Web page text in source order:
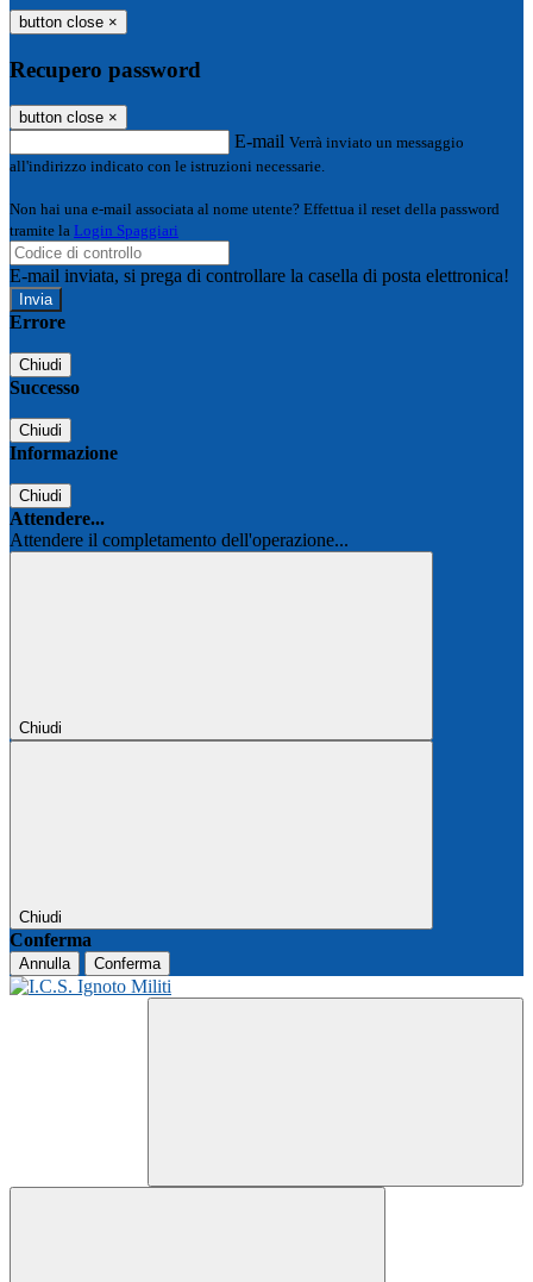
button close ×
Recupero password
button close ×
E-mail Verrà inviato un messaggio
all'indirizzo indicato con le istruzioni necessarie.
Non hai una e-mail associata al nome utente? Effettua il reset della password
tramite la Login Spaggiari
E-mail inviata, si prega di controllare la casella di posta elettronica!
Errore
Chiudi
Successo
Chiudi
Informazione
Chiudi
Attendere...
Attendere il completamento dell'operazione...
Chiudi
Chiudi
Conferma
Annulla Conferma